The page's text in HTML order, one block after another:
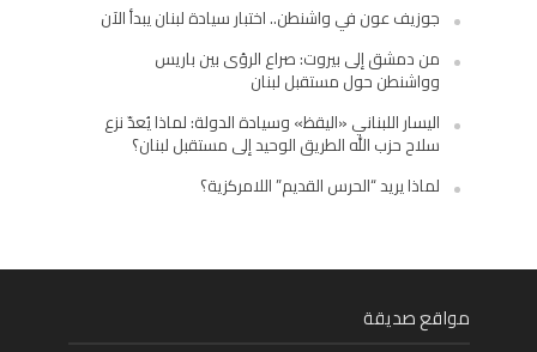
جوزيف عون في واشنطن.. اختبار سيادة لبنان يبدأ الآن
من دمشق إلى بيروت: صراع الرؤى بين باريس
وواشنطن حول مستقبل لبنان
اليسار اللبناني «اليقظ» وسيادة الدولة: لماذا يُعدّ نزع
سلاح حزب الله الطريق الوحيد إلى مستقبل لبنان؟
لماذا يريد “الحرس القديم” اللامركزية؟
مواقع صديقة